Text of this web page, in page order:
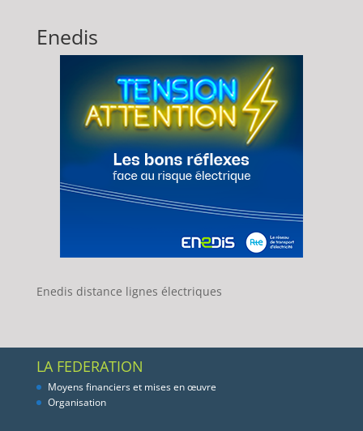
Enedis
Enedis distance lignes électriques
LA FEDERATION
Moyens financiers et mises en œuvre
Organisation